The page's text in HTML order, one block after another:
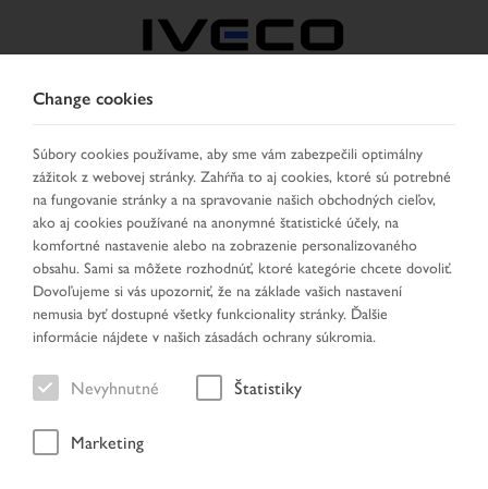
CZECH REPUBLIC /
SLOVAKIA
VYBRAŤ KRAJINU ZMENIŤ JAZYK
Toggle
navigation
MENU
Výsledok hľadania
Change cookies
Súbory cookies používame, aby sme vám zabezpečili optimálny
zážitok z webovej stránky. Zahŕňa to aj cookies, ktoré sú potrebné
na fungovanie stránky a na spravovanie našich obchodných cieľov,
ako aj cookies používané na anonymné štatistické účely, na
komfortné nastavenie alebo na zobrazenie personalizovaného
obsahu. Sami sa môžete rozhodnúť, ktoré kategórie chcete dovoliť.
Dovoľujeme si vás upozorniť, že na základe vašich nastavení
nemusia byť dostupné všetky funkcionality stránky. Ďalšie
informácie nájdete v našich zásadách ochrany súkromia.
Nevyhnutné Štatistiky
Marketing